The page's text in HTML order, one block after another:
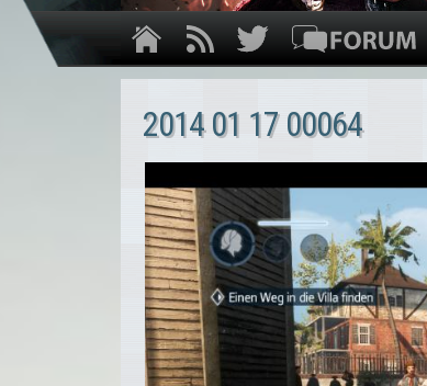
2014 01 17 00064